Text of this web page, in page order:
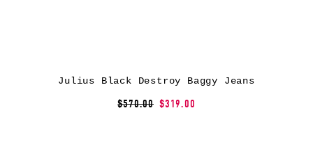
Julius Black Destroy Baggy Jeans
$570.00 $319.00